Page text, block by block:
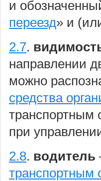
и
переезд» и
2.7.
направлении
можно
средства
транспортным
при
2.8. водитель
транспортным